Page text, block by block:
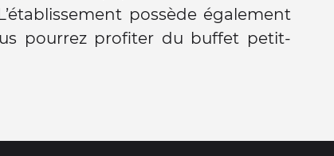
possède également
pourrez profiter du buffet petit-